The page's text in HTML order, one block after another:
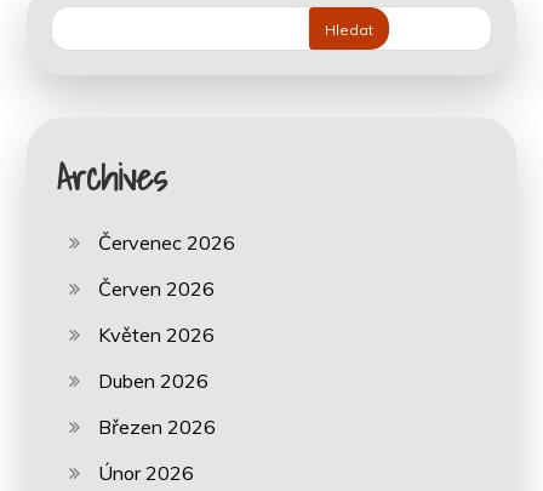
Hledat
Archives
Červenec 2026
Červen 2026
Květen 2026
Duben 2026
Březen 2026
Únor 2026